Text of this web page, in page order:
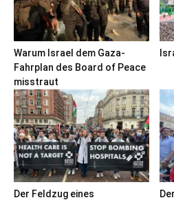
Warum Israel dem Gaza-
Fahrplan des Board of Peace
misstraut
Der Feldzug eines